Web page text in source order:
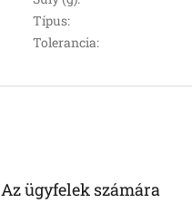
Típus:
Tolerancia:
Az ügyfelek számára